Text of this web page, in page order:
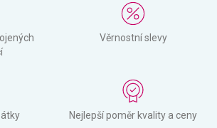
Věrnostní slevy
Nejlepší poměr kvality a ceny